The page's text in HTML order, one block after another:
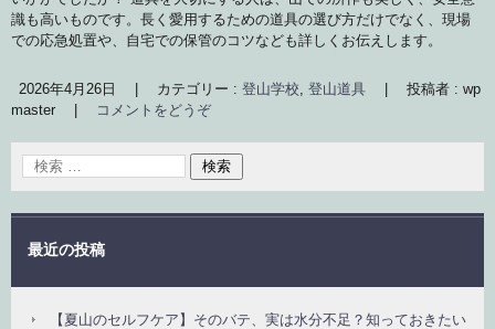
識も高いものです。長く愛用するための道具の選び方だけでなく、現場
での応急処置や、自宅での保管のコツなども詳しくお伝えします。
2026年4月26日 | カテゴリー : 登山学校 登山道具 |
投稿者 : wp
master
| コメントをどうぞ
最近の投稿
【夏山のセルフケア】そのバテ、実は水分不足？知っておきたい